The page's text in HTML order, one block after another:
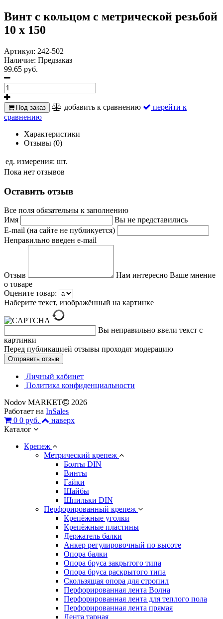
Винт с кольцом с метрической резьбой
10 х 150
Артикул: 242-502
Наличие: Предзаказ
99.65 руб.
Под заказ добавить к сравнению
перейти к
сравнению
Характеристики
Отзывы (0)
ед. измерения: шт.
Пока нет отзывов
Оставить отзыв
Все поля обязательны к заполнению
Имя
Вы не представились
E-mail (на сайте не публикуется)
Неправильно введен e-mail
Отзыв
Нам интересно Ваше мнение
о товаре
Оцените товар:
Наберите текст, изображённый на картинке
Вы неправильно ввели текст с
картинки
Перед публикацией отзывы проходят модерацию
Личный кабинет
Политика конфиденциальности
Nodov MARKET
2026
Работает на InSales
0 0 руб.
наверх
Каталог
Крепеж
Метрический крепеж
Болты DIN
Винты
Гайки
Шайбы
Шпильки DIN
Перфорированный крепеж
Крепёжные уголки
Крепёжные пластины
Держатель балки
Анкер регулировочный по высоте
Опора балки
Опора бруса закрытого типа
Опора бруса раскрытого типа
Скользящая опора для стропил
Перфорированная лента Волна
Перфорированная лента для теплого пола
Перфорированная лента прямая
Лента тарная